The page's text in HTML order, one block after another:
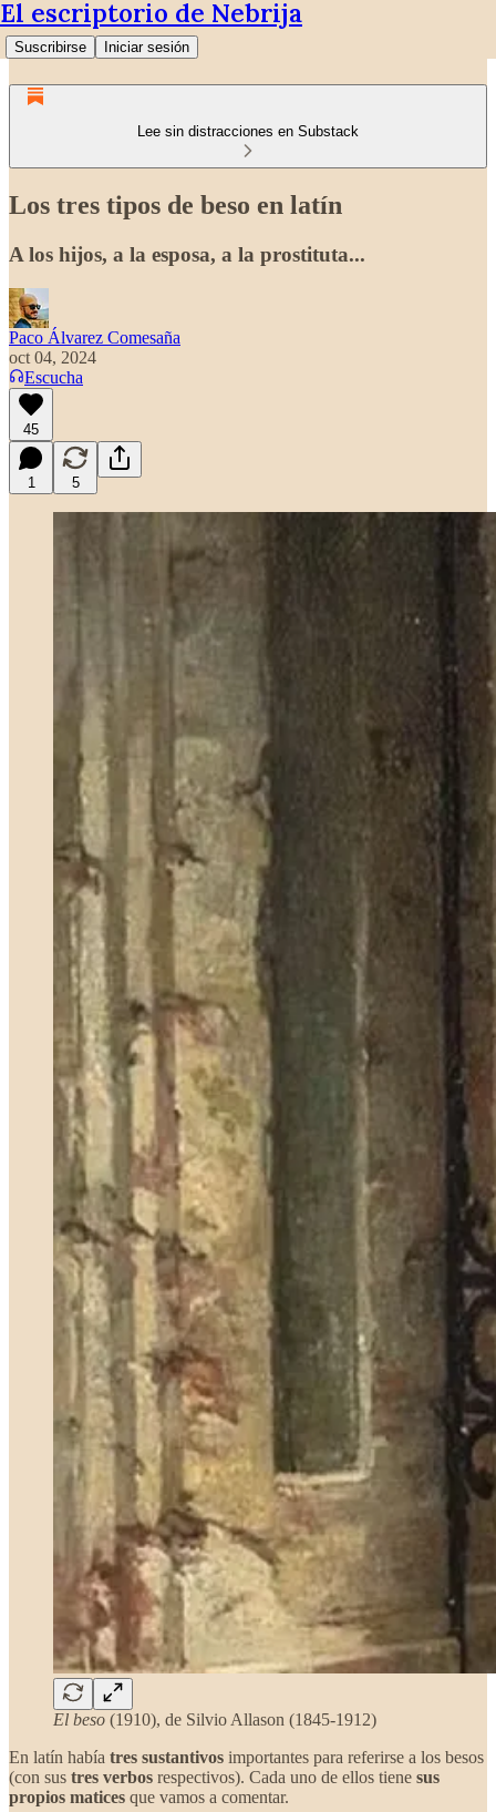
El escriptorio de Nebrija
Suscribirse Iniciar sesión
Lee sin distracciones en Substack
Los tres tipos de beso en latín
A los hijos, a la esposa, a la prostituta...
Paco Álvarez Comesaña
oct 04, 2024
Escucha
45
1 5
El beso (1910), de Silvio Allason (1845-1912)
En latín había tres sustantivos importantes para referirse a los besos
(con sus tres verbos respectivos). Cada uno de ellos tiene sus
propios matices que vamos a comentar.